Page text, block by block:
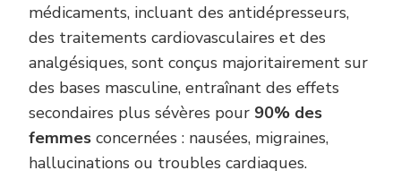
médicaments, incluant des antidépresseurs,
des traitements cardiovasculaires et des
analgésiques, sont conçus majoritairement sur
des bases masculine, entraînant des effets
secondaires plus sévères pour 90% des
femmes concernées : nausées, migraines,
hallucinations ou troubles cardiaques.